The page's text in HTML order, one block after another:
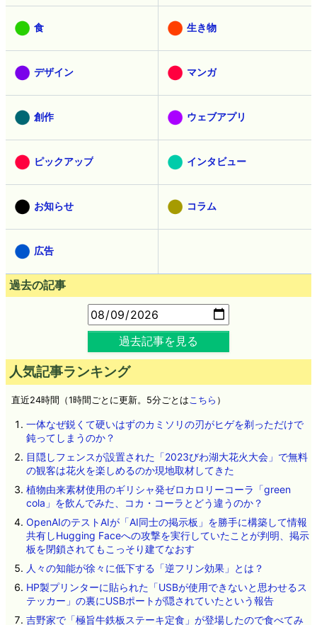
食 生き物
デザイン マンガ
創作 ウェブアプリ
ピックアップ インタビュー
お知らせ コラム
広告
過去の記事
過去記事を見る
人気記事ランキング
直近24時間（1時間ごとに更新。5分ごとは こちら ）
一体なぜ鋭くて硬いはずのカミソリの刃がヒゲを剃っただけで
鈍ってしまうのか？
目隠しフェンスが設置された「2023びわ湖大花火大会」で無料
の観客は花火を楽しめるのか現地取材してきた
植物由来素材使用のギリシャ発ゼロカロリーコーラ「green
cola」を飲んでみた、コカ・コーラとどう違うのか？
OpenAIのテストAIが「AI同士の掲示板」を勝手に構築して情報
共有しHugging Faceへの攻撃を実行していたことが判明、掲示
板を閉鎖されてもこっそり建てなおす
人々の知能が徐々に低下する「逆フリン効果」とは？
HP製プリンターに貼られた「USBが使用できないと思わせるス
テッカー」の裏にUSBポートが隠されていたという報告
吉野家で「極旨牛鉄板ステーキ定食」が登場したので食べてみ